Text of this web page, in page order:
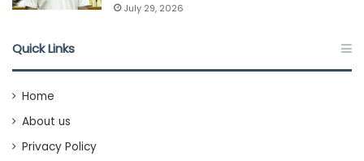
July 29, 2026
Quick Links
Home
About us
Privacy Policy